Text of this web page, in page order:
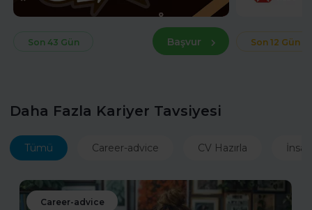
Son 43 Gün Başvur Son 12 Gün
Daha Fazla Kariyer Tavsiyesi
Tümü Career-advice CV Hazırla
Career-advice